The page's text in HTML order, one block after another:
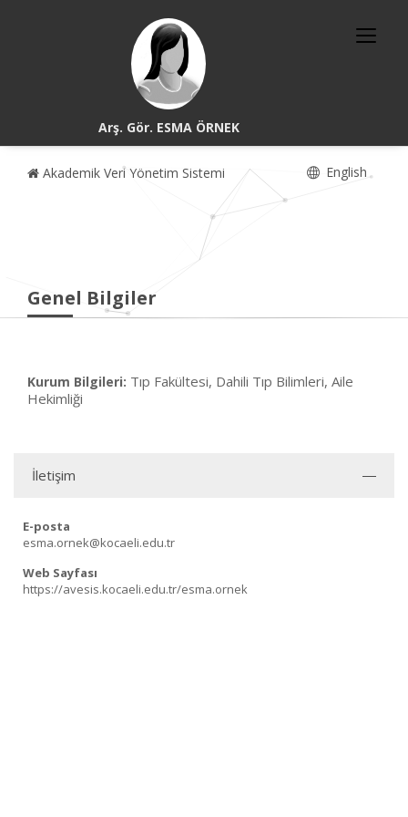
Arş. Gör. ESMA ÖRNEK
Akademik Veri Yönetim Sistemi English
Genel Bilgiler
Kurum Bilgileri: Tıp Fakültesi, Dahili Tıp Bilimleri, Aile
Hekimliği
İletişim
E-posta
esma.ornek@kocaeli.edu.tr
Web Sayfası
https://avesis.kocaeli.edu.tr/esma.ornek